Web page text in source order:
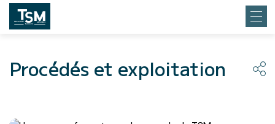
Procédés et exploitation